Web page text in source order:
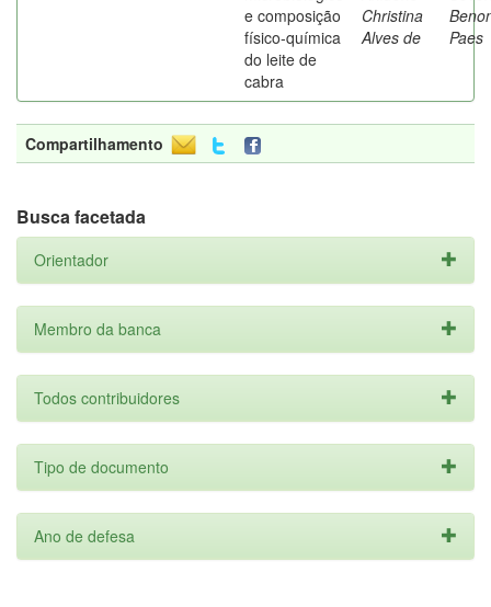
e composição
físico-química
do leite de
cabra
Christina
Alves de
Paes
Compartilhamento
Busca facetada
Orientador
Membro da banca
Todos contribuidores
Tipo de documento
Ano de defesa